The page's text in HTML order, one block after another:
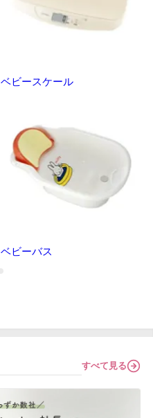
ベビースケール
ベビーバス
すべて見る